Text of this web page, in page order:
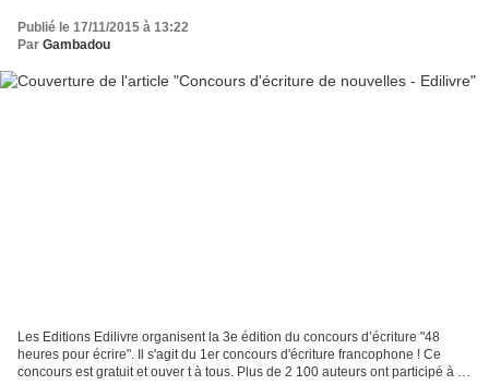
Publié le 17/11/2015 à 13:22
Par Gambadou
Les Editions Edilivre organisent la 3e édition du concours d’écriture "48
heures pour écrire". Il s'agit du 1er concours d'écriture francophone ! Ce
concours est gratuit et ouver t à tous. Plus de 2 100 auteurs ont participé à la